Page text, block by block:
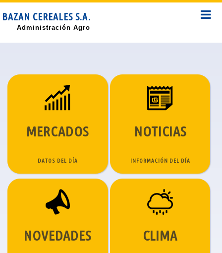
BAZAN CEREALES S.A.
Administración Agro
MERCADOS
DATOS DEL DÍA
NOTICIAS
INFORMACIÓN DEL DÍA
NOVEDADES CLIMA